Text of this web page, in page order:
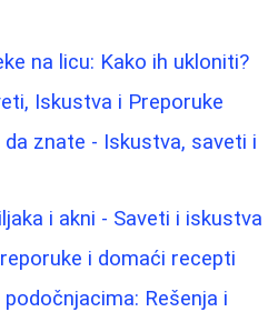
na licu: Kako ih ukloniti?
Iskustva i Preporuke
znate - Iskustva, saveti i
i akni - Saveti i iskustva
i domaći recepti
Rešenja i